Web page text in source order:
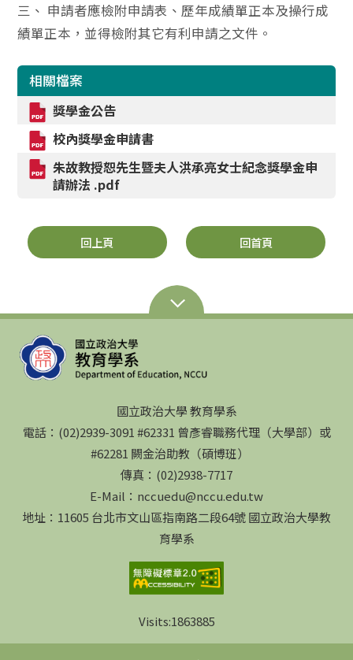
三、 申請者應檢附申請表、歷年成績單正本及操行成
績單正本，並得檢附其它有利申請之文件。
相關檔案
獎學金公告
校內獎學金申請書
朱故教授恕先生暨夫人洪承亮女士紀念獎學金申
請辦法 .pdf
回上頁 回首頁
國立政治大學 教育學系
電話：(02)2939-3091 #62331 曾彥睿職務代理（大學部）或
#62281 闕金治助教（碩博班）
傳真：(02)2938-7717
E-Mail：nccuedu@nccu.edu.tw
地址：11605 台北市文山區指南路二段64號 國立政治大學教
育學系
Visits:1863885